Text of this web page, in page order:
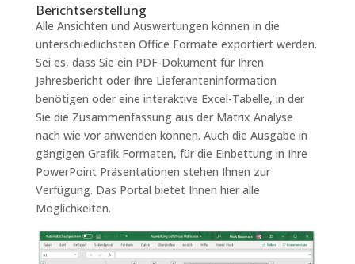
Berichtserstellung
Alle Ansichten und Auswertungen können in die
unterschiedlichsten Office Formate exportiert werden.
Sei es, dass Sie ein PDF-Dokument für Ihren
Jahresbericht oder Ihre Lieferanteninformation
benötigen oder eine interaktive Excel-Tabelle, in der
Sie die Zusammenfassung aus der Matrix Analyse
nach wie vor anwenden können. Auch die Ausgabe in
gängigen Grafik Formaten, für die Einbettung in Ihre
PowerPoint Präsentationen stehen Ihnen zur
Verfügung. Das Portal bietet Ihnen hier alle
Möglichkeiten.